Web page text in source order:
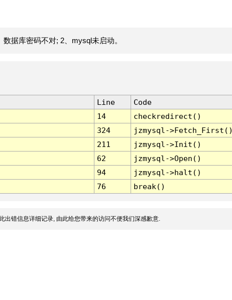
据库密码不对; 2、mysql未启动。
Line
Code
14
checkredirect()
324
jzmysql-
211
jzmysql->Init()
62
jzmysql->Open()
94
jzmysql->halt()
76 break()
出错信息详细记录, 由此给您带来的访问不便我们深感歉意.